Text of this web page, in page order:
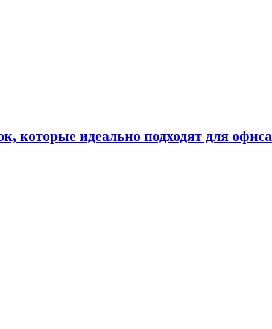
которые идеально подходят для офиса